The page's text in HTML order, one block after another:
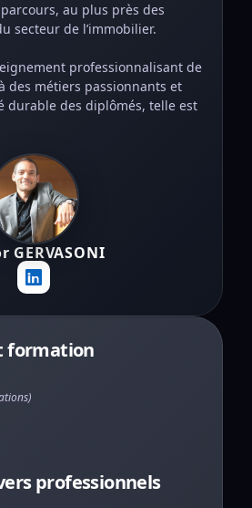
au plus près des
secteur de l’immobilier.
professionnalisant de
des métiers passionnants et
durable des diplômés, telle est
GERVASONI
formation
professionnels